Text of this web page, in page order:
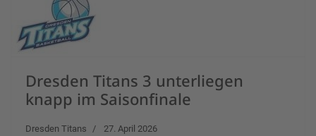
Dresden Titans 3 unterliegen
knapp im Saisonfinale
Dresden Titans 27. April 2026